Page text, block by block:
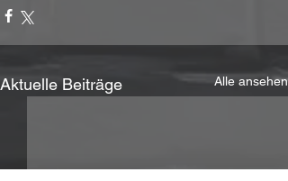
Aktuelle Beiträge Alle ansehen